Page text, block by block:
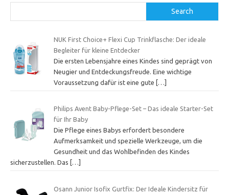
Search
NUK First Choice+ Flexi Cup Trinkflasche: Der ideale
Begleiter für kleine Entdecker
Die ersten Lebensjahre eines Kindes sind geprägt von
Neugier und Entdeckungsfreude. Eine wichtige
Voraussetzung dafür ist eine gute
[…]
Philips Avent Baby-Pflege-Set – Das ideale Starter-Set
für Ihr Baby
Die Pflege eines Babys erfordert besondere
Aufmerksamkeit und spezielle Werkzeuge, um die
Gesundheit und das Wohlbefinden des Kindes
sicherzustellen. Das
[…]
Osann Junior Isofix Gurtfix: Der Ideale Kindersitz für